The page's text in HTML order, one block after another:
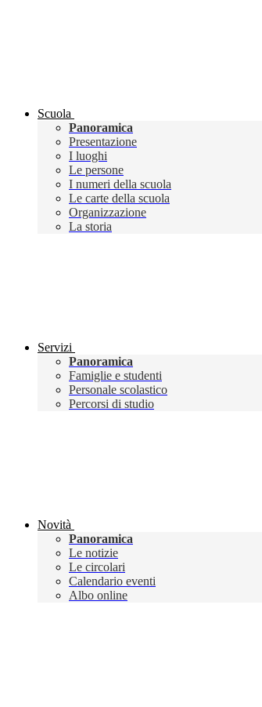
Scuola
Panoramica
Presentazione
I luoghi
Le persone
I numeri della scuola
Le carte della scuola
Organizzazione
La storia
Servizi
Panoramica
Famiglie e studenti
Personale scolastico
Percorsi di studio
Novità
Panoramica
Le notizie
Le circolari
Calendario eventi
Albo online